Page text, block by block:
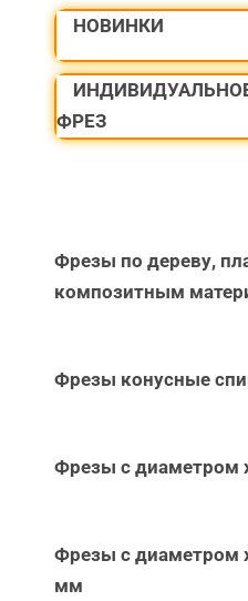
НОВИНКИ
ФРЕЗ
Фрезы по дереву,
композитным
Фрезы конусные
Фрезы с диаметром
Фрезы с диаметром
мм